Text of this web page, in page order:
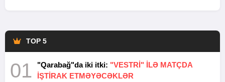
TOP 5
01 "Qarabağ"da iki itki: "VESTRİ" İLƏ MATÇDA
İŞTİRAK ETMƏYƏCƏKLƏR